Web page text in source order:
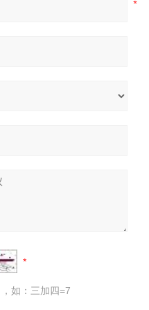
如：三加四=7